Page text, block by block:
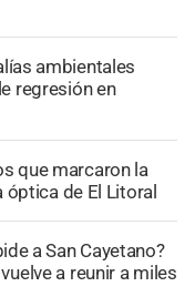
ambientales
regresión en
que marcaron la
óptica de El Litoral
a San Cayetano?
a reunir a miles